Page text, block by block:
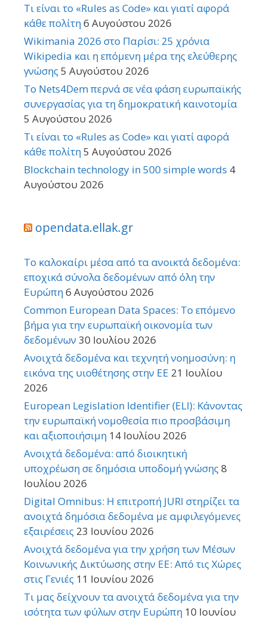
Τι είναι το «Rules as Code» και γιατί αφορά
κάθε πολίτη6 Αυγούστου 2026
Wikimania 2026 στο Παρίσι: 25 χρόνια
Wikipedia και η επόμενη μέρα της ελεύθερης
γνώσης 5 Αυγούστου 2026
Το Nets4Dem περνά σε νέα φάση ευρωπαϊκής
συνεργασίας για τη δημοκρατική καινοτομία
5 Αυγούστου 2026
Τι είναι το «Rules as Code» και γιατί αφορά
κάθε πολίτη5 Αυγούστου 2026
Blockchain technology in 500 simple words 4
Αυγούστου 2026
opendata.ellak.gr
Το καλοκαίρι μέσα από τα ανοικτά δεδομένα:
εποχικά σύνολα δεδομένων από όλη την
Ευρώπη6 Αυγούστου 2026
Common European Data Spaces: Το επόμενο
βήμα για την ευρωπαϊκή οικονομία των
δεδομένων 30 Ιουλίου 2026
Ανοιχτά δεδομένα και τεχνητή νοημοσύνη: η
εικόνα της υιοθέτησης στην ΕΕ 21 Ιουλίου
2026
European Legislation Identifier (ELI): Κάνοντας
την ευρωπαϊκή νομοθεσία πιο προσβάσιμη
και αξιοποιήσιμη 14 Ιουλίου 2026
Ανοιχτά δεδομένα: από διοικητική
υποχρέωση σε δημόσια υποδομή γνώσης 8
Ιουλίου 2026
Digital Omnibus: Η επιτροπή JURI στηρίζει τα
ανοιχτά δημόσια δεδομένα με αμφιλεγόμενες
εξαιρέσεις 23 Ιουνίου 2026
Ανοιχτά δεδομένα για την χρήση των Μέσων
Κοινωνικής Δικτύωσης στην ΕΕ: Από τις Χώρες
στις Γενιές 11 Ιουνίου 2026
Τι μας δείχνουν τα ανοιχτά δεδομένα για την
ισότητα των φύλων στην Ευρώπη 10 Ιουνίου